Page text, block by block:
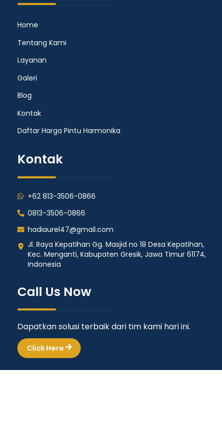
Home
Tentang Kami
Layanan
Galeri
Blog
Kontak
Daftar Harga Pintu Harmonika
Kontak
+62 813-3506-0866
0813-3506-0866
hadiaurel47@gmail.com
Jl. Raya Kepatihan Gg. Masjid no 18 Desa Kepatihan,
Kec. Menganti, Kabupaten Gresik, Jawa Timur 61174,
Indonesia
Call Us Now
Dapatkan solusi terbaik dari tim kami hari ini.
Click Here